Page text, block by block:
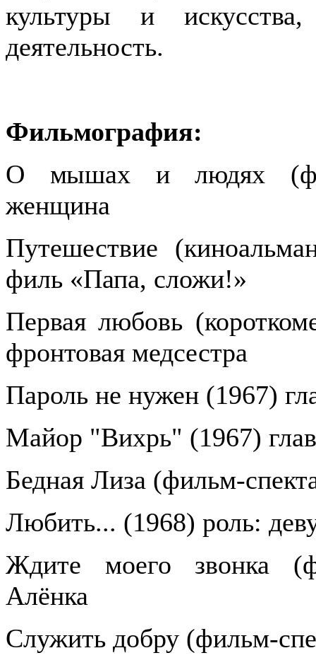
культуры и
деятельность.
Фильмография:
О мышах и людях
женщина
Путешествие
филь «Папа, сложи!»
Первая любовь
фронтовая медсестра
Пароль не нужен (1967)
Майор "Вихрь" (1967)
Бедная Лиза (фильм-
Любить... (1968) роль:
Ждите моего звонка
Алёнка
Служить добру (фильм-